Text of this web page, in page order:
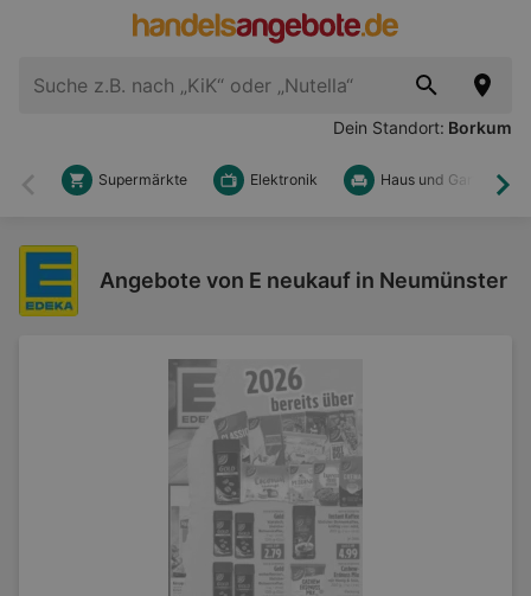
Dein Standort: Borkum
Zurück
Supermärkte Elektronik Haus und Garten
Angebote von E neukauf in Neumünster